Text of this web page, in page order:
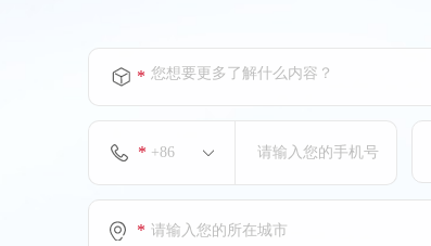
您想要更多了解什么内容？
*
*
*